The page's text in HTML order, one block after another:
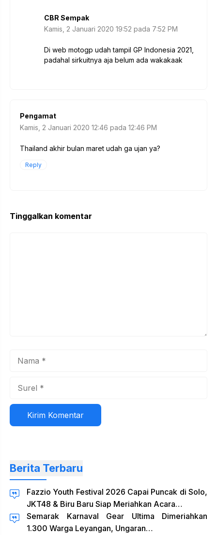
CBR Sempak
Kamis, 2 Januari 2020 19:52 pada 7:52 PM
Di web motogp udah tampil GP Indonesia 2021,
padahal sirkuitnya aja belum ada wakakaak
Pengamat
Kamis, 2 Januari 2020 12:46 pada 12:46 PM
Thailand akhir bulan maret udah ga ujan ya?
Reply
Tinggalkan komentar
Situs
web
Berita Terbaru
Fazzio Youth Festival 2026 Capai Puncak di Solo,
JKT48 & Biru Baru Siap Meriahkan Acara…
Semarak Karnaval Gear Ultima Dimeriahkan
1.300 Warga Leyangan, Ungaran…